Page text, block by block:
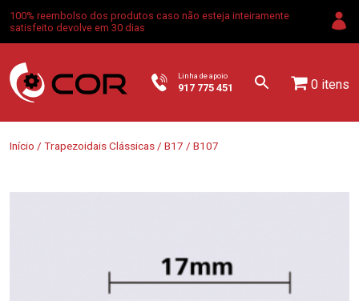
100% reembolso dos produtos caso não esteja inteiramente
satisfeito devolve em 30 dias
Linha de apoio
917 775 451 0 itens
Início / Trapezoidais Clássicas / B17 / B107